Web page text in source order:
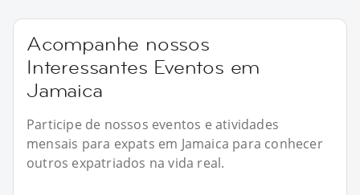
Acompanhe nossos
Interessantes Eventos em
Jamaica
Participe de nossos eventos e atividades
mensais para expats em Jamaica para conhecer
outros expatriados na vida real.